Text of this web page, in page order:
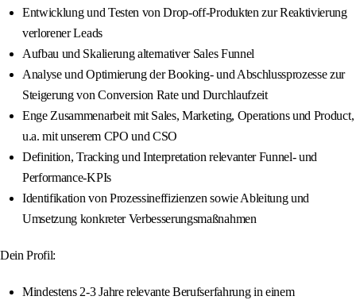
Entwicklung und Testen von Drop‑off‑Produkten zur Reaktivierung
verlorener Leads
Aufbau und Skalierung alternativer Sales Funnel
Analyse und Optimierung der Booking‑ und Abschlussprozesse zur
Steigerung von Conversion Rate und Durchlaufzeit
Enge Zusammenarbeit mit Sales, Marketing, Operations und Product,
u.a. mit unserem CPO und CSO
Definition, Tracking und Interpretation relevanter Funnel‑ und
Performance‑KPIs
Identifikation von Prozessineffizienzen sowie Ableitung und
Umsetzung konkreter Verbesserungsmaßnahmen
Dein Profil:
Mindestens 2-3 Jahre relevante Berufserfahrung in einem